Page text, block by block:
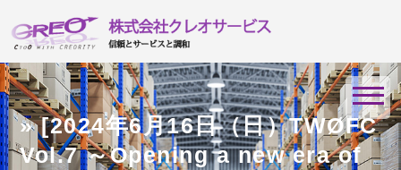
» [2024年6月16日（日）TWØFC
Vol.7 ～Opening a new era of